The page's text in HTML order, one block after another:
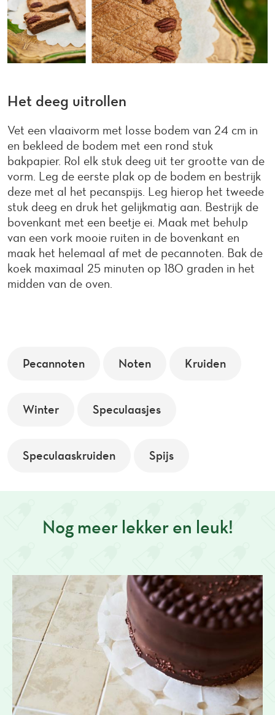
Het deeg uitrollen
Vet een vlaaivorm met losse bodem van 24 cm in
en bekleed de bodem met een rond stuk
bakpapier. Rol elk stuk deeg uit ter grootte van de
vorm. Leg de eerste plak op de bodem en bestrijk
deze met al het pecanspijs. Leg hierop het tweede
stuk deeg en druk het gelijkmatig aan. Bestrijk de
bovenkant met een beetje ei. Maak met behulp
van een vork mooie ruiten in de bovenkant en
maak het helemaal af met de pecannoten. Bak de
koek maximaal 25 minuten op 180 graden in het
midden van de oven.
Pecannoten Noten Kruiden
Winter Speculaasjes
Speculaaskruiden Spijs
Nog meer lekker en leuk!